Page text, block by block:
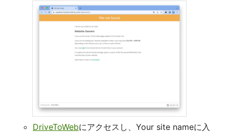
DriveToWebにアクセスし、Your site nameに入